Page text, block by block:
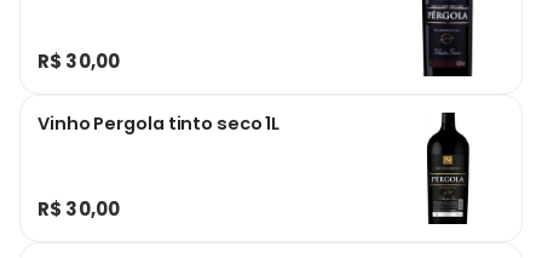
R$ 30,00
Vinho Pergola tinto seco 1L
R$ 30,00